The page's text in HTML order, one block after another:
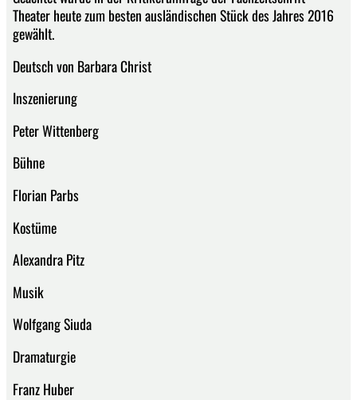
Theater heute zum besten ausländischen Stück des Jahres 2016
gewählt.
Deutsch von Barbara Christ
Inszenierung
Peter Wittenberg
Bühne
Florian Parbs
Kostüme
Alexandra Pitz
Musik
Wolfgang Siuda
Dramaturgie
Franz Huber